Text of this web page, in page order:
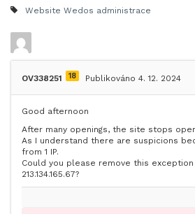
Website Wedos administrace
OV338251 18 Publikováno 4. 12. 2024
Good afternoon
After many openings, the site stops
As I understand there are suspicions
from 1 IP.
Could you please remove this
213.134.165.67?